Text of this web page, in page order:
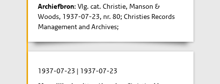
Archiefbron: Vlg. cat. Christie, Manson &
Woods, 1937-07-23, nr. 80; Christies Records
Management and Archives;
1937-07-23 | 1937-07-23